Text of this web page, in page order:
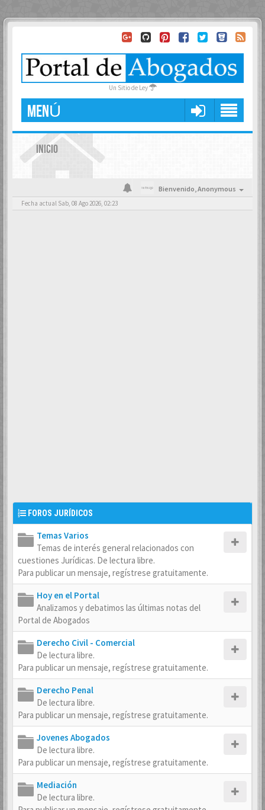
Un Sitio de Ley
MENÚ
INICIO
Bienvenido,Anonymous
Fecha actual Sab, 08 Ago 2026, 02:23
FOROS JURÍDICOS
Temas Varios
Temas de interés general relacionados con
cuestiones Jurídicas. De lectura libre.
Para publicar un mensaje, regístrese gratuitamente.
Hoy en el Portal
Analizamos y debatimos las últimas notas del
Portal de Abogados
Derecho Civil - Comercial
De lectura libre.
Para publicar un mensaje, regístrese gratuitamente.
Derecho Penal
De lectura libre.
Para publicar un mensaje, regístrese gratuitamente.
Jovenes Abogados
De lectura libre.
Para publicar un mensaje, regístrese gratuitamente.
Mediación
De lectura libre.